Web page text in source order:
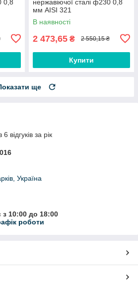
0,8
нержавіючої сталі ф230 0,8
мм AISI 321
В наявності
2 473,65 ₴ 2 550,15 ₴
Купити
ще
відгуків за рік
Україна
10:00 до 18:00
роботи